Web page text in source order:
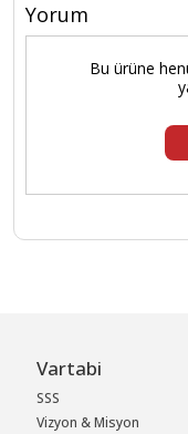
Yorum
Bu ürüne
Vartabi
SSS
Vizyon & Misyon